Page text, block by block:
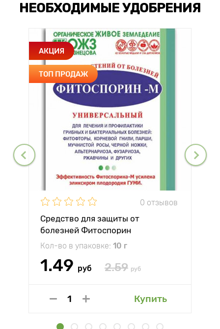
НЕОБХОДИМЫЕ УДОБРЕНИЯ
АКЦИЯ
ТОП ПРОДАЖ
0 отзывов
Средство для защиты от
болезней Фитоспорин
Кол-во в упаковке: 10 г
1.49 руб 2.59 руб
Купить